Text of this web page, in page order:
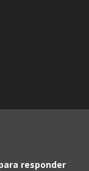
responder